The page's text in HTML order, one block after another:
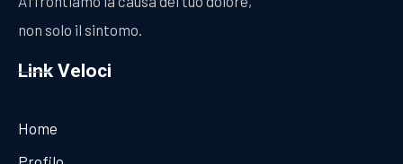
non solo il sintomo.
Link Veloci
Home